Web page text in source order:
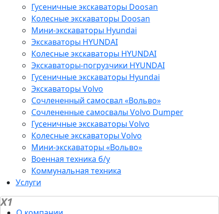
Гусеничные экскаваторы Doosan
Колесные экскаваторы Doosan
Мини-экскаваторы Hyundai
Экскаваторы HYUNDAI
Колесные экскаваторы HYUNDAI
Экскаваторы-погрузчики HYUNDAI
Гусеничные экскаваторы Hyundai
Экскаваторы Volvo
Сочлененный самосвал «Вольво»
Сочлененные самосвалы Volvo Dumper
Гусеничные экскаваторы Volvo
Колесные экскаваторы Volvo
Мини-экскаваторы «Вольво»
Военная техника б/у
Коммунальная техника
Услуги
X1